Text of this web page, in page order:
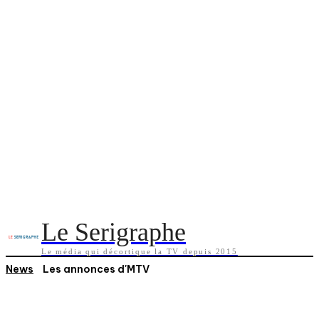
Le Serigraphe
Le média qui décortique la TV depuis 2015
News Les annonces d'MTV